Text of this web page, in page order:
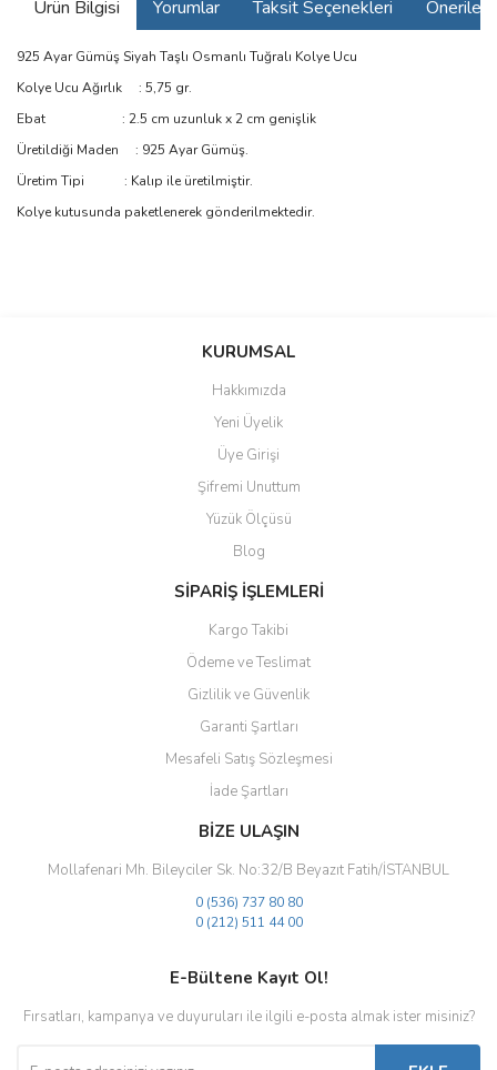
Ürün Bilgisi Yorumlar Taksit Seçenekleri
925 Ayar Gümüş Siyah Taşlı Osmanlı Tuğralı Kolye Ucu
Kolye Ucu Ağırlık : 5,75 gr.
Ebat : 2.5 cm uzunluk x 2 cm genişlik
Üretildiği Maden : 925 Ayar Gümüş.
Üretim Tipi : Kalıp ile üretilmiştir.
Kolye kutusunda paketlenerek gönderilmektedir.
Bu ürüne ilk yorumu siz yapın!
Yorum Yaz
Ürün resmi kalitesiz, bozuk veya görüntülenemiyor.
Ürün açıklamasında eksik bilgiler bulunuyor.
Ürün bilgilerinde hatalar bulunuyor.
Ürün fiyatı diğer sitelerden daha pahalı.
Bu ürüne benzer farklı alternatifler olmalı.
Gönder
KURUMSAL
Hakkımızda
Yeni Üyelik
Üye Girişi
Şifremi Unuttum
Yüzük Ölçüsü
Blog
SİPARİŞ İŞLEMLERİ
Kargo Takibi
Ödeme ve Teslimat
Gizlilik ve Güvenlik
Garanti Şartları
Mesafeli Satış Sözleşmesi
İade Şartları
BİZE ULAŞIN
Mollafenari Mh. Bileyciler Sk. No:32/B Beyazıt Fatih/İSTANBUL
0 (536) 737 80 80
0 (212) 511 44 00
E-Bültene Kayıt Ol!
Fırsatları, kampanya ve duyuruları ile ilgili e-posta almak ister misiniz?